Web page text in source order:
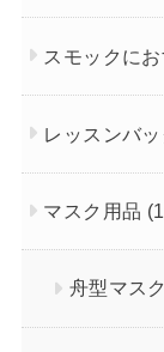
スモックに
レッスンバ
マスク用品
舟型マス